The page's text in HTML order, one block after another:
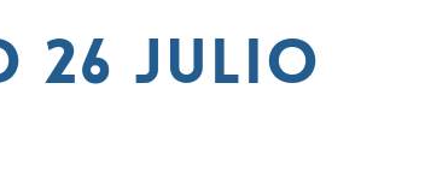
26 julio